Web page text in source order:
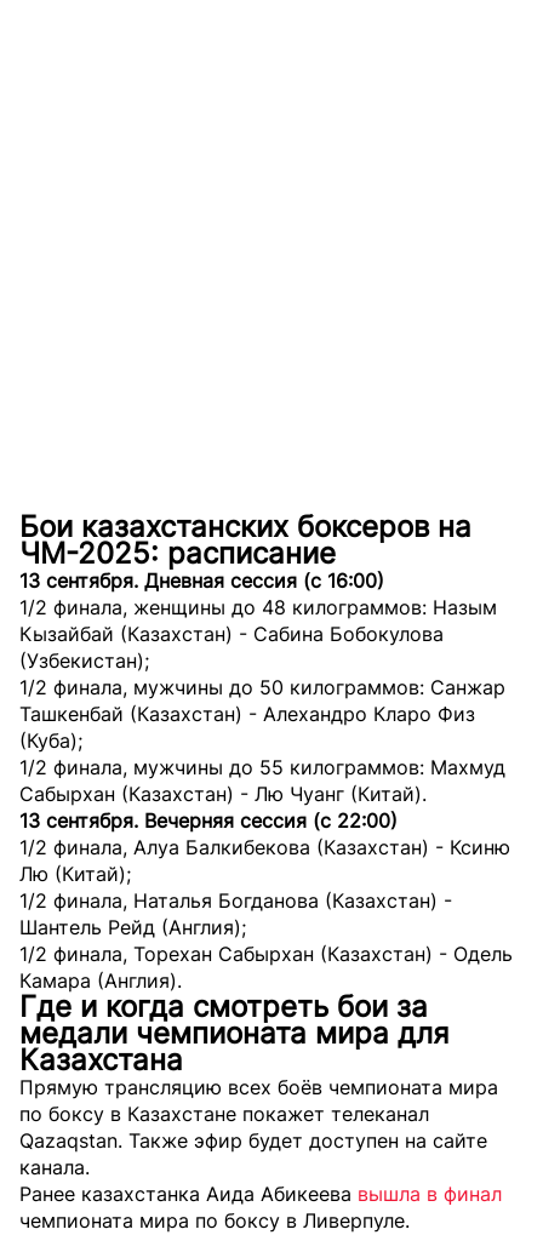
Бои казахстанских боксеров на
ЧМ-2025: расписание
13 сентября. Дневная сессия (с 16:00)
1/2 финала, женщины до 48 килограммов: Назым
Кызайбай (Казахстан) - Сабина Бобокулова
(Узбекистан);
1/2 финала, мужчины до 50 килограммов: Санжар
Ташкенбай (Казахстан) - Алехандро Кларо Физ
(Куба);
1/2 финала, мужчины до 55 килограммов: Махмуд
Сабырхан (Казахстан) - Лю Чуанг (Китай).
13 сентября. Вечерняя сессия (с 22:00)
1/2 финала, Алуа Балкибекова (Казахстан) - Ксиню
Лю (Китай);
1/2 финала, Наталья Богданова (Казахстан) -
Шантель Рейд (Англия);
1/2 финала, Торехан Сабырхан (Казахстан) - Одель
Камара (Англия).
Где и когда смотреть бои за
медали чемпионата мира для
Казахстана
Прямую трансляцию всех боёв чемпионата мира
по боксу в Казахстане покажет телеканал
Qazaqstan. Также эфир будет доступен на сайте
канала.
Ранее казахстанка Аида Абикеева вышла в финал
чемпионата мира по боксу в Ливерпуле.